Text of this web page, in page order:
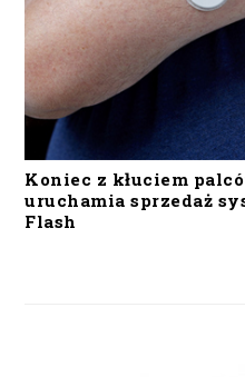
Koniec z kłuciem
uruchamia sprzedaż
Flash